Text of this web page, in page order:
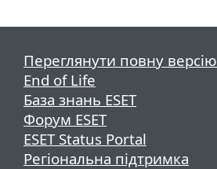
Переглянути повну версію
End of Life
База знань ESET
Форум ESET
ESET Status Portal
Регіональна підтримка